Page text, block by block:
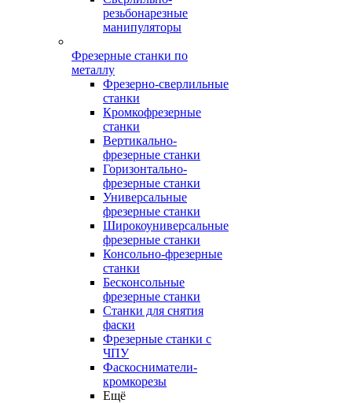
резьбонарезные
манипуляторы
Фрезерные станки по
металлу
Фрезерно-сверлильные
станки
Кромкофрезерные
станки
Вертикально-
фрезерные станки
Горизонтально-
фрезерные станки
Универсальные
фрезерные станки
Широкоуниверсальные
фрезерные станки
Консольно-фрезерные
станки
Бесконсольные
фрезерные станки
Станки для снятия
фаски
Фрезерные станки с
ЧПУ
Фаскосниматели-
кромкорезы
Ещё